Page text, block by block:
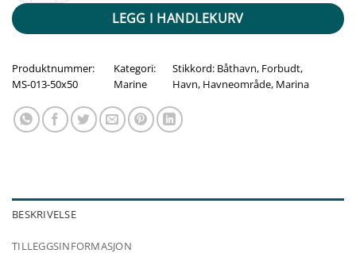
LEGG I HANDLEKURV
Produktnummer:
MS-013-50x50
Kategori:
Marine
Stikkord: Båthavn, Forbudt,
Havn, Havneområde, Marina
BESKRIVELSE
TILLEGGSINFORMASJON